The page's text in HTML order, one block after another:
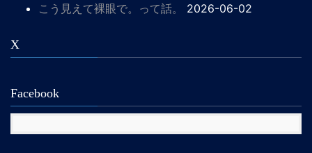
こう見えて裸眼で。って話。
2026-06-02
X
Facebook